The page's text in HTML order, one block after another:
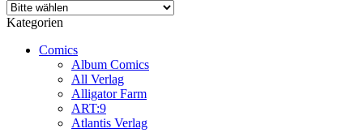
Kategorien
Comics
Album Comics
All Verlag
Alligator Farm
ART:9
Atlantis Verlag